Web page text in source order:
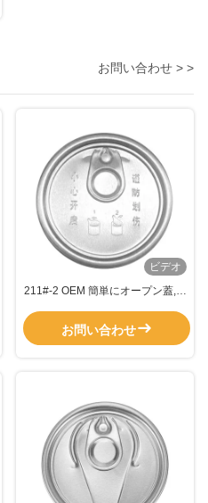
お問い合わせ > >
ビデオ
211#-2 OEM 簡単にオープン蓋,金
お問い合わせ